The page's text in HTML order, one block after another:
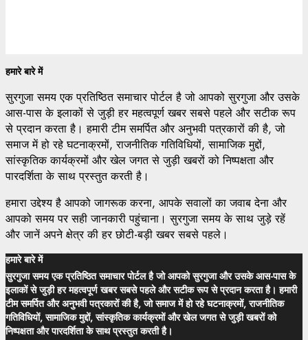
हमारे बारे में
सुरगुजा समय एक प्रतिष्ठित समाचार पोर्टल है जो आपको सुरगुजा और उसके
आस-पास के इलाकों से जुड़ी हर महत्वपूर्ण खबर सबसे पहले और सटीक रूप
से प्रदान करता है। हमारी टीम समर्पित और अनुभवी पत्रकारों की है, जो
समाज में हो रहे घटनाक्रमों, राजनीतिक गतिविधियों, सामाजिक मुद्दों,
सांस्कृतिक कार्यक्रमों और खेल जगत से जुड़ी खबरों को निष्पक्षता और
पारदर्शिता के साथ प्रस्तुत करती है।
हमारा उद्देश्य है आपको जागरूक करना, आपके सवालों का जवाब देना और
आपको समय पर सही जानकारी पहुंचाना। सुरगुजा समय के साथ जुड़े रहें
और जानें अपने क्षेत्र की हर छोटी-बड़ी खबर सबसे पहले।
हमारे बारे में
सुरगुजा समय एक प्रतिष्ठित समाचार पोर्टल है जो आपको सुरगुजा और उसके आस-पास के
इलाकों से जुड़ी हर महत्वपूर्ण खबर सबसे पहले और सटीक रूप से प्रदान करता है। हमारी
टीम समर्पित और अनुभवी पत्रकारों की है, जो समाज में हो रहे घटनाक्रमों, राजनीतिक
गतिविधियों, सामाजिक मुद्दों, सांस्कृतिक कार्यक्रमों और खेल जगत से जुड़ी खबरों को
निष्पक्षता और पारदर्शिता के साथ प्रस्तुत करती है।